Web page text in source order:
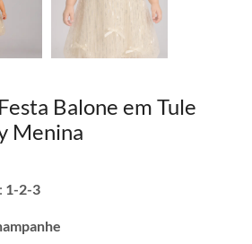
Balone em Tule
Menina
1-2-3